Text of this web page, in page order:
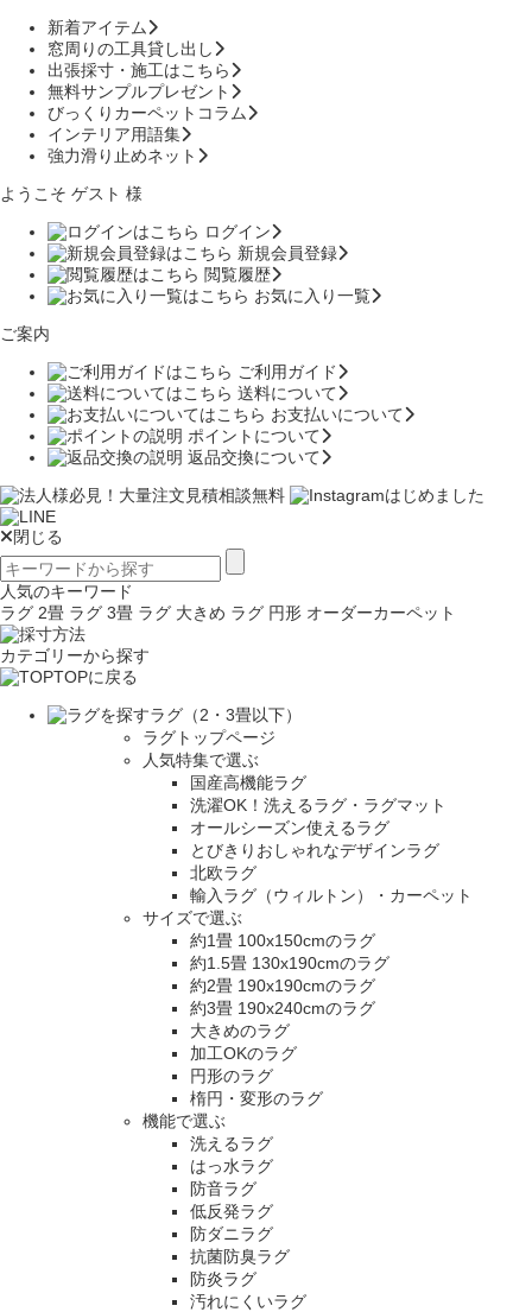
新着アイテム
窓周りの工具貸し出し
出張採寸・施工はこちら
無料サンプルプレゼント
びっくりカーペットコラム
インテリア用語集
強力滑り止めネット
ようこそ ゲスト 様
ログイン
新規会員登録
閲覧履歴
お気に入り一覧
ご案内
ご利用ガイド
送料について
お支払いについて
ポイントについて
返品交換について
閉じる
人気のキーワード
ラグ 2畳 ラグ 3畳 ラグ 大きめ ラグ 円形 オーダーカーペット
カテゴリーから探す
TOPに戻る
ラグ（2・3畳以下）
ラグトップページ
人気特集で選ぶ
国産高機能ラグ
洗濯OK！洗えるラグ・ラグマット
オールシーズン使えるラグ
とびきりおしゃれなデザインラグ
北欧ラグ
輸入ラグ（ウィルトン）・カーペット
サイズで選ぶ
約1畳 100x150cmのラグ
約1.5畳 130x190cmのラグ
約2畳 190x190cmのラグ
約3畳 190x240cmのラグ
大きめのラグ
加工OKのラグ
円形のラグ
楕円・変形のラグ
機能で選ぶ
洗えるラグ
はっ水ラグ
防音ラグ
低反発ラグ
防ダニラグ
抗菌防臭ラグ
防炎ラグ
汚れにくいラグ